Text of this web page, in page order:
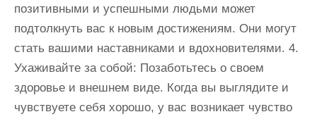
позитивными и успешными людьми может
подтолкнуть вас к новым достижениям. Они могут
стать вашими наставниками и вдохновителями. 4.
Ухаживайте за собой: Позаботьтесь о своем
здоровье и внешнем виде. Когда вы выглядите и
чувствуете себя хорошо, у вас возникает чувство